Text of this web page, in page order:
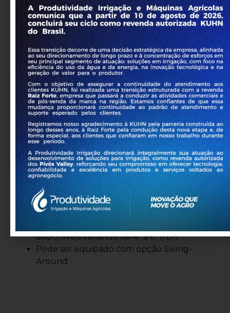
Entrada de água Não disponível
Opções do painel de
controle
AutoPilot Linear,
ClassicPlus
Alimentação por mangueira do
linear duas rodas
Rebocável de campo em campo em frente
ou de ré
Entrada de sucção tipo skid
Taxas de fluxo disponíveis – 150 gpm a 1.105
gpm
disponíveis variando de 4 ”a 6” (I.D.)
Pode ser equipado com opção Swing-
Around